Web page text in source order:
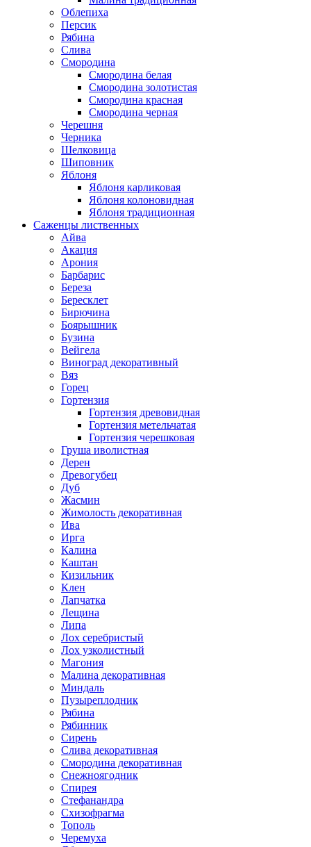
Облепиха
Персик
Рябина
Слива
Смородина
Смородина белая
Смородина золотистая
Смородина красная
Смородина черная
Черешня
Черника
Шелковица
Шиповник
Яблоня
Яблоня карликовая
Яблоня колоновидная
Яблоня традиционная
Саженцы лиственных
Айва
Акация
Арония
Барбарис
Береза
Бересклет
Бирючина
Боярышник
Бузина
Вейгела
Виноград декоративный
Вяз
Горец
Гортензия
Гортензия древовидная
Гортензия метельчатая
Гортензия черешковая
Груша иволистная
Дерен
Древогубец
Дуб
Жасмин
Жимолость декоративная
Ива
Ирга
Калина
Каштан
Кизильник
Клен
Лапчатка
Лещина
Липа
Лох серебристый
Лох узколистный
Магония
Малина декоративная
Миндаль
Пузыреплодник
Рябина
Рябинник
Сирень
Слива декоративная
Смородина декоративная
Снежноягодник
Спирея
Стефанандра
Схизофрагма
Тополь
Черемуха